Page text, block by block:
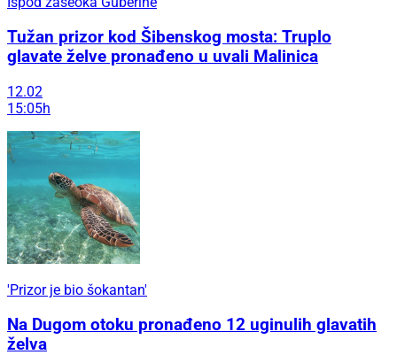
Tužan prizor kod Šibenskog mosta: Truplo
glavate želve pronađeno u uvali Malinica
12.02
15:05h
'Prizor je bio šokantan'
Na Dugom otoku pronađeno 12 uginulih glavatih
želva